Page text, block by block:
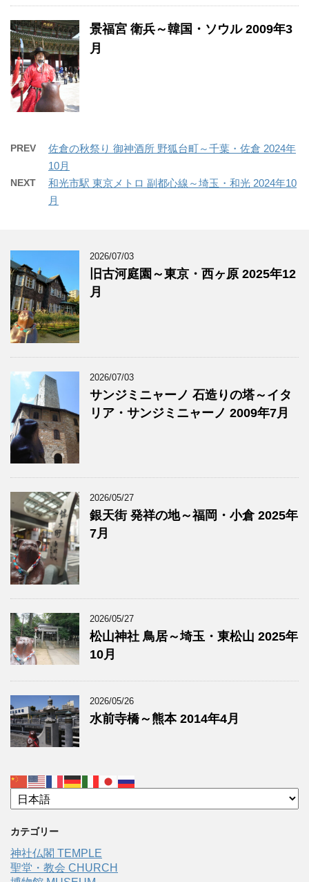
景福宮 衛兵～韓国・ソウル 2009年3
月
PREV
佐倉の秋祭り 御神酒所 野狐台町～千葉・佐倉 2024年
10月
NEXT
和光市駅 東京メトロ 副都心線～埼玉・和光 2024年10
月
2026/07/03
旧古河庭園～東京・西ヶ原 2025年12
月
2026/07/03
サンジミニャーノ 石造りの塔～イタ
リア・サンジミニャーノ 2009年7月
2026/05/27
銀天街 発祥の地～福岡・小倉 2025年
7月
2026/05/27
松山神社 鳥居～埼玉・東松山 2025年
10月
2026/05/26
水前寺橋～熊本 2014年4月
カテゴリー
神社仏閣 TEMPLE
聖堂・教会 CHURCH